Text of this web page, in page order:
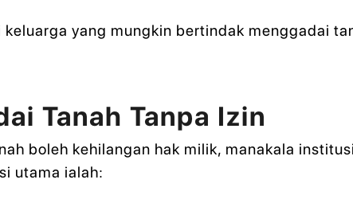
yang mungkin bertindak menggadai
Tanah Tanpa Izin
boleh kehilangan hak milik, manakala
utama ialah: